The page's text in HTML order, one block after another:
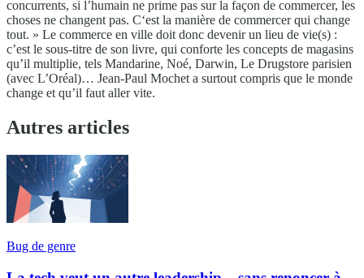
concurrents, si l’humain ne prime pas sur la façon de commercer, les
choses ne changent pas. C‘est la manière de commercer qui change
tout. » Le commerce en ville doit donc devenir un lieu de vie(s) :
c’est le sous-titre de son livre, qui conforte les concepts de magasins
qu’il multiplie, tels Mandarine, Noé, Darwin, Le Drugstore parisien
(avec L’Oréal)… Jean-Paul Mochet a surtout compris que le monde
change et qu’il faut aller vite.
Autres articles
Bug de genre